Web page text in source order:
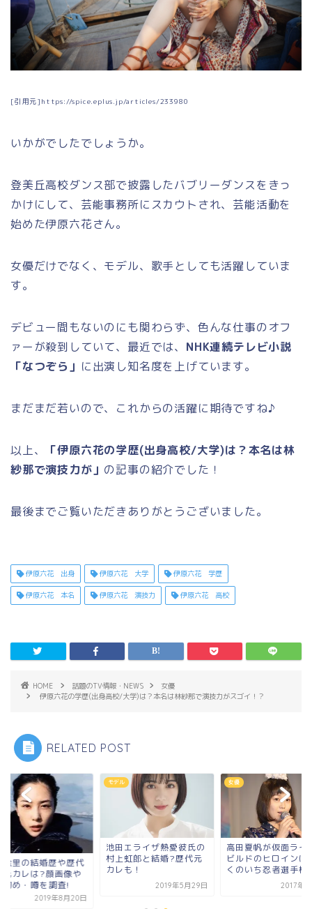
[引用元]https://spice.eplus.jp/articles/233980
いかがでしたでしょうか。
登美丘高校ダンス部で披露したバブリーダンスをきっ
かけにして、芸能事務所にスカウトされ、芸能活動を
始めた伊原六花さん。
女優だけでなく、モデル、歌手としても活躍していま
す。
デビュー間もないのにも関わらず、色んな仕事のオフ
ァーが殺到していて、最近では、 NHK連続テレビ小説
「なつぞら」 に出演し知名度を上げています。
まだまだ若いので、これからの活躍に期待ですね♪
以上、
「伊原六花の学歴(出身高校/大学)は？本名は林
紗那で演技力が」 の記事の紹介でした！
最後までご覧いただきありがとうございました。
伊原六花 出身 伊原六花 大学 伊原六花 学歴
伊原六花 本名 伊原六花 演技力 伊原六花 高校
HOME 話題のTV情報・NEWS
女優
伊原六花の学歴(出身高校/大学)は？本名は林紗那で演技力がスゴイ！？
RELATED POST
絵里の結婚歴や歴代
元カレは?顔画像や
初め・噂を調査!
2019年8月20日
モデル
池田エライザ熱愛彼氏の
村上虹郎と結婚?歴代元
カレも！
2019年5月29日
女優
高田夏帆が仮面ライ
ビルドのヒロインに
くのいち忍者選手権
2017年8